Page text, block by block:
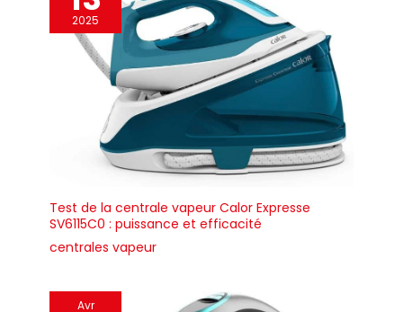
2025
Test de la centrale vapeur Calor Expresse
SV6115C0 : puissance et efficacité
centrales vapeur
Avr